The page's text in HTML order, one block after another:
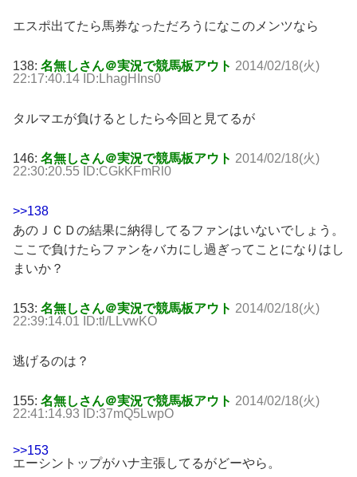
エスポ出てたら馬券なっただろうになこのメンツなら
138: 名無しさん＠実況で競馬板アウト 2014/02/18(火)
22:17:40.14 ID:LhagHIns0
タルマエが負けるとしたら今回と見てるが
146: 名無しさん＠実況で競馬板アウト 2014/02/18(火)
22:30:20.55 ID:CGkKFmRl0
>>138
あのＪＣＤの結果に納得してるファンはいないでしょう。
ここで負けたらファンをバカにし過ぎってことになりはし
まいか？
153: 名無しさん＠実況で競馬板アウト 2014/02/18(火)
22:39:14.01 ID:tl/LLvwKO
逃げるのは？
155: 名無しさん＠実況で競馬板アウト 2014/02/18(火)
22:41:14.93 ID:37mQ5LwpO
>>153
エーシントップがハナ主張してるがどーやら。